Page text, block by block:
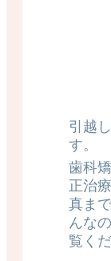
引越
す。
歯科
正治
真ま
んな
覧く